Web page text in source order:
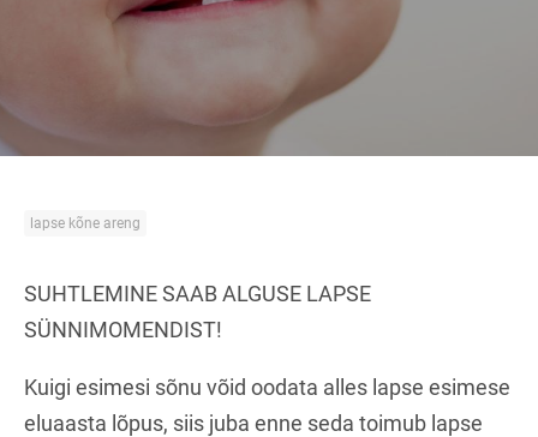
lapse kõne areng
SUHTLEMINE SAAB ALGUSE LAPSE
SÜNNIMOMENDIST!
Kuigi esimesi sõnu võid oodata alles lapse esimese
eluaasta lõpus, siis juba enne seda toimub lapse